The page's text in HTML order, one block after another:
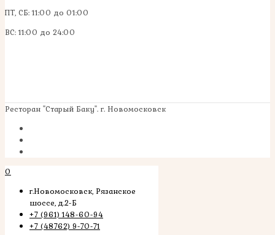
ПТ, СБ: 11:00 до 01:00
ВС: 11:00 до 24:00
Ресторан "Старый Баку". г. Новомосковск
0
г.Новомосковск, Рязанское
шоссе, д.2-Б
+7 (961) 148-60-94
+7 (48762) 9-70-71